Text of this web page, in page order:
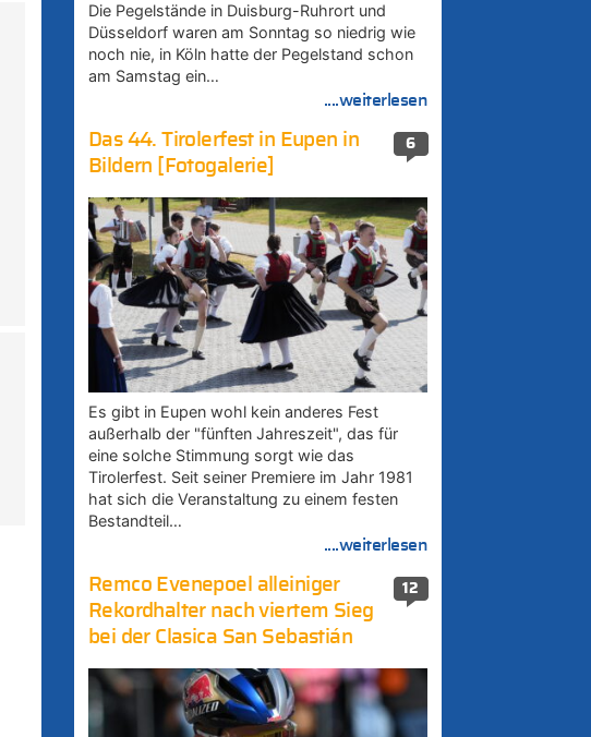
Die Pegelstände in Duisburg-Ruhrort und
Düsseldorf waren am Sonntag so niedrig wie
noch nie, in Köln hatte der Pegelstand schon
am Samstag ein…
....weiterlesen
6
Das 44. Tirolerfest in Eupen in
Bildern [Fotogalerie]
Es gibt in Eupen wohl kein anderes Fest
außerhalb der "fünften Jahreszeit", das für
eine solche Stimmung sorgt wie das
Tirolerfest. Seit seiner Premiere im Jahr 1981
hat sich die Veranstaltung zu einem festen
Bestandteil…
....weiterlesen
12
Remco Evenepoel alleiniger
Rekordhalter nach viertem Sieg
bei der Clasica San Sebastián